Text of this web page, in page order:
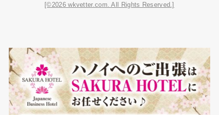
[©2026 wkvetter.com. All Rights Reserved.]